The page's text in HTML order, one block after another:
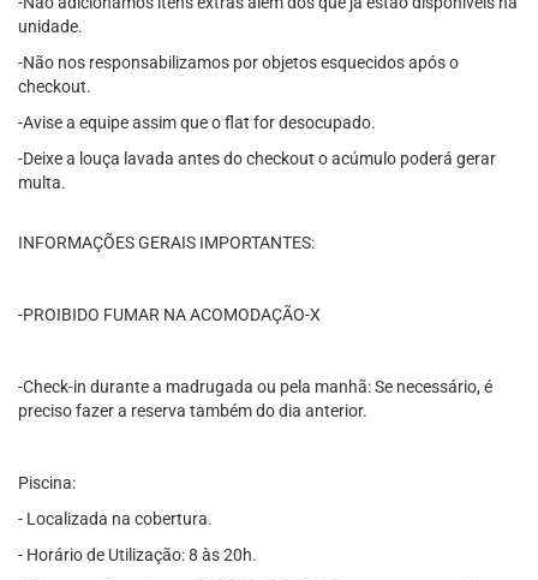
unidade.
-Não nos responsabilizamos por objetos esquecidos após o
checkout.
-Avise a equipe assim que o flat for desocupado.
-Deixe a louça lavada antes do checkout o acúmulo poderá gerar
multa.
INFORMAÇÕES GERAIS IMPORTANTES:
-PROIBIDO FUMAR NA ACOMODAÇÃO-X
-Check-in durante a madrugada ou pela manhã: Se necessário, é
preciso fazer a reserva também do dia anterior.
Piscina:
- Localizada na cobertura.
- Horário de Utilização: 8 às 20h.